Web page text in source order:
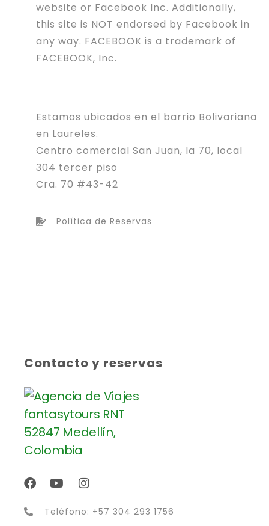
website or Facebook Inc. Additionally,
this site is NOT endorsed by Facebook in
any way. FACEBOOK is a trademark of
FACEBOOK, Inc.
Estamos ubicados en el barrio Bolivariana
en Laureles.
Centro comercial San Juan, la 70, local
304 tercer piso
Cra. 70 #43-42
Política de Reservas
Contacto y reservas
Teléfono: +57 304 293 1756